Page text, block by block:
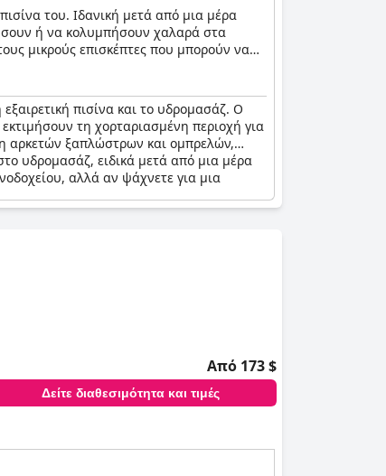
του. Ιδανική μετά από μια μέρα
ή να κολυμπήσουν χαλαρά στα
μικρούς επισκέπτες που μπορούν να
ένα κατάλυμα γαλήνης και
κουρασμένους μύες και
το Hyatt Place Moab εγγυάται
πισίνα και το υδρομασάζ. Ο
τη χορταριασμένη περιοχή για
αρκετών ξαπλώστρων και ομπρελών,
υδρομασάζ, ειδικά μετά από μια μέρα
αλλά αν ψάχνετε για μια
Από 173 $
Δείτε διαθεσιμότητα και τιμές